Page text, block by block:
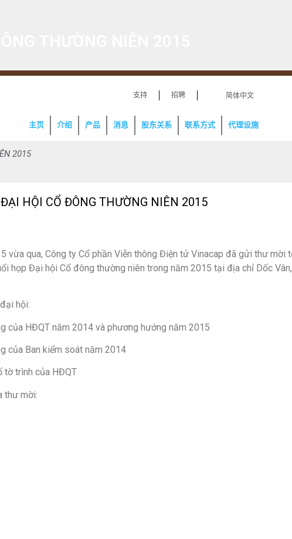
主页 介绍 产品 消息 股东关系 联系方式 代理设施
支持 招聘 简体中文
2015
HỘI CỔ ĐÔNG THƯỜNG NIÊN 2015
vừa qua, Công ty Cổ phần Viễn thông Điện tử Vinacap đã gửi thư mời
họp Đại hội Cổ đông thường niên trong năm 2015 tại địa chỉ Dốc Vân,
hội:
của HĐQT năm 2014 và phương hướng năm 2015
của Ban kiểm soát năm 2014
tờ trình của HĐQT
thư mời: